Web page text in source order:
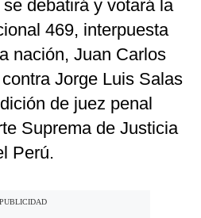
debatirá y votará la
469, interpuesta
nación, Juan Carlos
Jorge Luis Salas
de juez penal
Suprema de Justicia
Perú.